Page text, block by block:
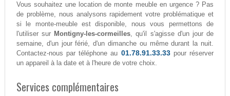
Vous souhaitez une location de monte meuble en urgence ? Pas
de problème, nous analysons rapidement votre problématique et
si le monte-meuble est disponible, nous vous permettons de
l'utiliser sur Montigny-les-cormeilles, qu'il s'agisse d'un jour de
semaine, d'un jour férié, d'un dimanche ou même durant la nuit.
Contactez-nous par téléphone au 01.78.91.33.33 pour réserver
un appareil à la date et à l'heure de votre choix.
Services complémentaires